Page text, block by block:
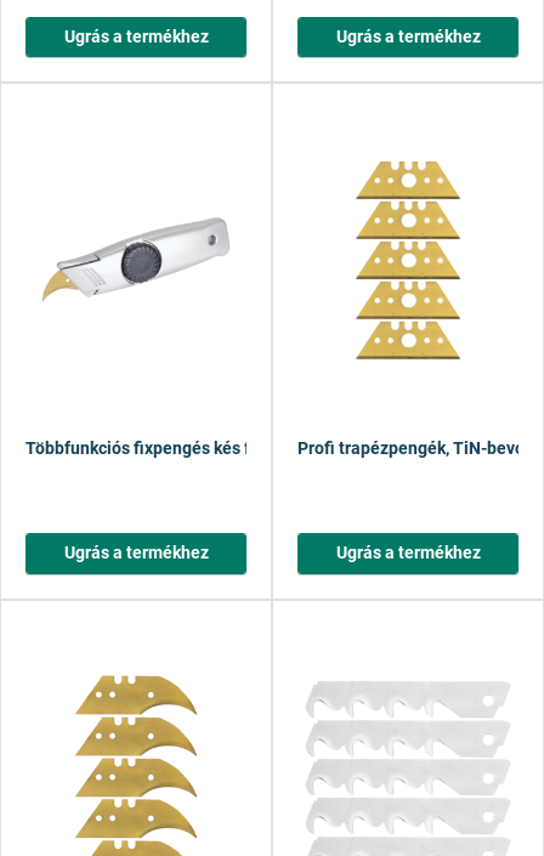
Ugrás a termékhez Ugrás a termékhez
Többfunkciós fixpengés kés félholdpengével
Ugrás a termékhez
Profi trapézpengék, TiN-
Ugrás a termékhez